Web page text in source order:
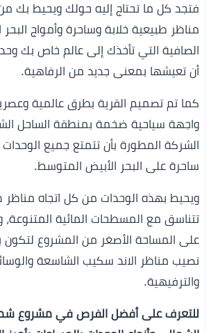
فتجد كل ما تحتاج إليه حولك ويحيط بك
مناظر طبيعية خلابة وساحرة وأمواج البحر
الصافية التي تأخذك إلى عالم خاص بك
أن تعيشها بمعنى جديد من الرفاهية.
كما تم تصميم القرية بطرق عالمية
واجهة سياحية ضخمة بمنطقة الساحل
الشركة المطورة بأن تتمتع جميع الوحدات
ساحرة على البحر الأبيض المتوسط.
ويحيط بهذه الوحدات من كل اتجاه مناظر
تتناسق مع المسطحات المائية المتنوعة،
على المساحة الأصغر من المشروع
نصيب مناظر الاند سكيب الشاسعة
والترفيهية.
للتعرف على أفضل الفرص في مشروع